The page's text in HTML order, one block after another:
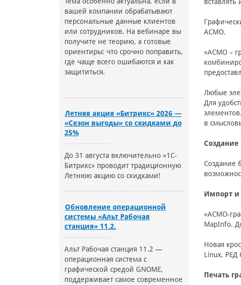
вашей компании обрабатывают
персональные данные клиентов
или сотрудников. На вебинаре вы
получите не теорию, а готовые
ориентиры: что срочно поправить,
где чаще всего ошибаются и как
защититься.
Летняя акция «Битрикс» 2026 —
«Сезон выгоды» со скидками до
25%
До 31 августа включительно «1С-
Битрикс» проводит традиционную
Летнюю акцию со скидками!
Обновление операционной
системы «Альт Рабочая
станция» 11.2.
Альт Рабочая станция 11.2 —
операционная система с
графической средой GNOME,
поддерживает самое современное
АСМО.
«АСМО –
Любые
Для
в
Создание
Импорт и
«АСМО-
MapInfo.
Новая
Linux, РЕД
Печать